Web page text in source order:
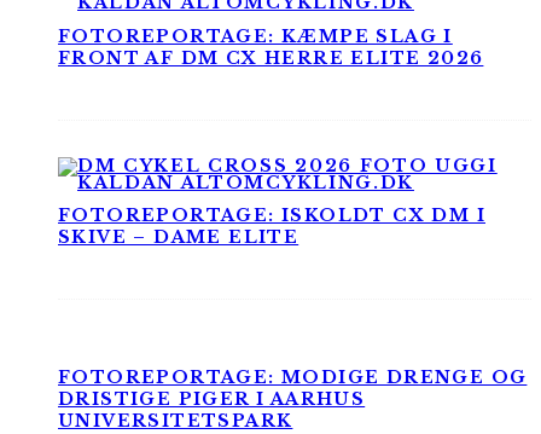
FOTOREPORTAGE: KÆMPE SLAG I
FRONT AF DM CX HERRE ELITE 2026
FOTOREPORTAGE: ISKOLDT CX DM I
SKIVE – DAME ELITE
FOTOREPORTAGE: MODIGE DRENGE OG
DRISTIGE PIGER I AARHUS
UNIVERSITETSPARK